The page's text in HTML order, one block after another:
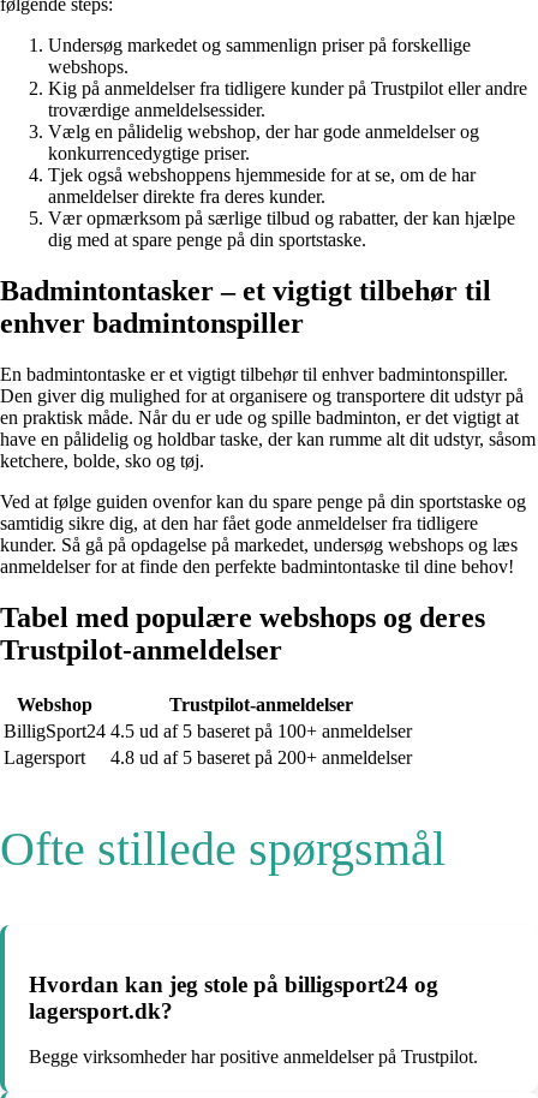
følgende steps:
Undersøg markedet og sammenlign priser på forskellige
webshops.
Kig på anmeldelser fra tidligere kunder på Trustpilot eller andre
troværdige anmeldelsessider.
Vælg en pålidelig webshop, der har gode anmeldelser og
konkurrencedygtige priser.
Tjek også webshoppens hjemmeside for at se, om de har
anmeldelser direkte fra deres kunder.
Vær opmærksom på særlige tilbud og rabatter, der kan hjælpe
dig med at spare penge på din sportstaske.
Badmintontasker – et vigtigt tilbehør til
enhver badmintonspiller
En badmintontaske er et vigtigt tilbehør til enhver badmintonspiller.
Den giver dig mulighed for at organisere og transportere dit udstyr på
en praktisk måde. Når du er ude og spille badminton, er det vigtigt at
have en pålidelig og holdbar taske, der kan rumme alt dit udstyr, såsom
ketchere, bolde, sko og tøj.
Ved at følge guiden ovenfor kan du spare penge på din sportstaske og
samtidig sikre dig, at den har fået gode anmeldelser fra tidligere
kunder. Så gå på opdagelse på markedet, undersøg webshops og læs
anmeldelser for at finde den perfekte badmintontaske til dine behov!
Tabel med populære webshops og deres
Trustpilot-anmeldelser
Webshop
Trustpilot-anmeldelser
BilligSport24 4.5 ud af 5 baseret på 100+ anmeldelser
Lagersport
4.8 ud af 5 baseret på 200+ anmeldelser
Ofte stillede spørgsmål
Hvordan kan jeg stole på billigsport24 og
lagersport.dk?
Begge virksomheder har positive anmeldelser på Trustpilot.